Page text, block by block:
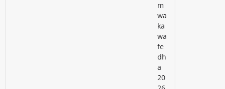
m
wa
ka
wa
fe
dh
a
20